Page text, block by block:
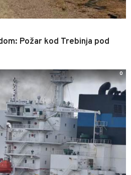
Požar kod Trebinja pod
0